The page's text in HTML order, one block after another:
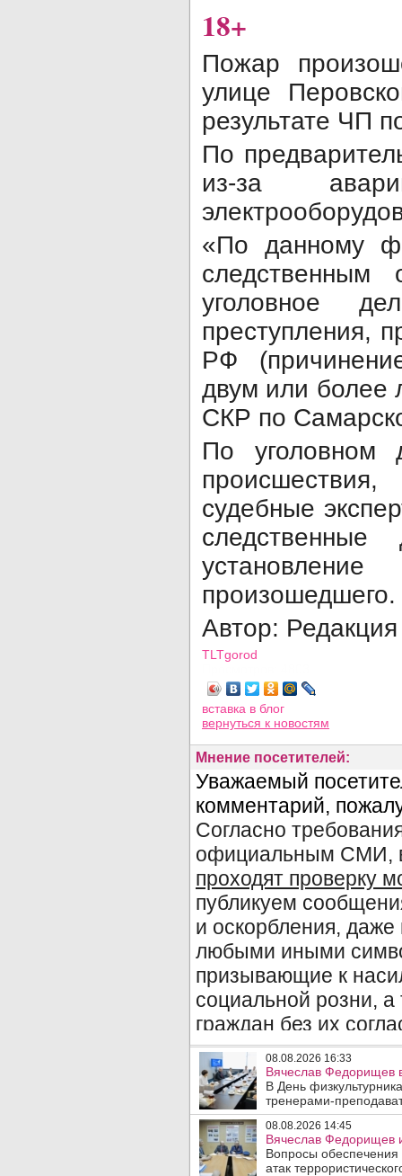
18+
Пожар
улице
результате ЧП
По
из-за
«По данному
следственным
уголовное
преступления,
РФ
двум или более
СКР по
По уголовном
судебные
произошедшего.
Автор:
TLTgorod
вставка в блог
вернуться к новостям
Мнение посетителей:
08.08.2026 16:33
Вячеслав Федорищев
В День
тренерами-
08.08.2026 14:45
Вячеслав Федорищев
Вопросы обеспечения
атак